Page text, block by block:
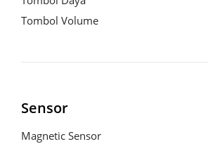
Tombol Volume
Sensor
Magnetic Sensor